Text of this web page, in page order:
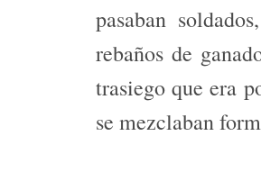
pasaban
rebaños de
trasiego que era
se mezclaban